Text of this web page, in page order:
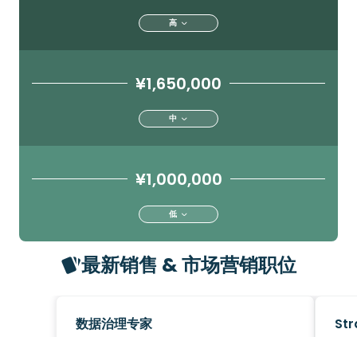
高
¥1,650,000
中
¥1,000,000
低
最新销售 & 市场营销职位
数据治理专家